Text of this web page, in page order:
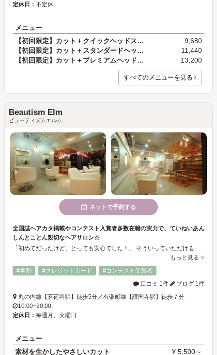
定休日： 不定休
メニュー
【初回限定】カット＋クイックヘッドスパ（30分）
9,680
【初回限定】カット＋スタンダードヘッドスパ（35分）
11,440
【初回限定】カット＋プレミアムヘッドスパ（45分）
13,200
すべてのメニューを見る
Beautism Elm
ビューティズムエルム
ネットで予約する
全国誌ヘアカタ掲載やコンテスト入賞者多数在籍の実力で、ていねいあん
しんとことん親切なヘアサロン☆
もっと見る
#学割
#クレジットカード
#コンテスト受賞者
口コミ 1件
ブログ 1件
丸の内線【茗荷谷駅】徒歩5分／有楽町線【護国寺駅】徒歩７分
10:00~20:00
定休日： 毎週月、火曜日
メニュー
素材を生かしたやさしいカット
¥ 5,500～